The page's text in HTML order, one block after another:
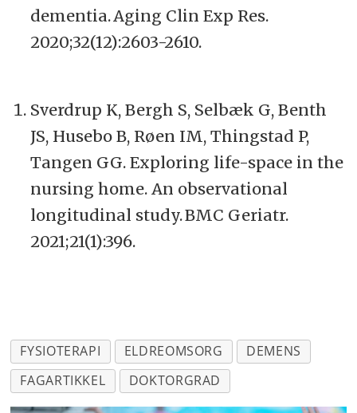
dementia. Aging Clin Exp Res.
2020;32(12):2603-2610.
Sverdrup K, Bergh S, Selbæk G, Benth
JS, HuseboB, Røen IM, Thingstad P,
Tangen GG. Exploring life-space in the
nursing home. An observational
longitudinal study. BMC Geriatr.
2021;21(1):396.
FYSIOTERAPI ELDREOMSORG
DEMENS
FAGARTIKKEL
DOKTORGRAD